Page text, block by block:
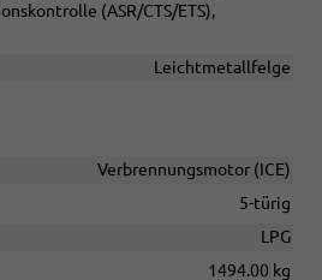
(ASR/CTS/ETS),
Leichtmetallfelge
Verbrennungsmotor (ICE)
5-türig
LPG
1494.00 kg